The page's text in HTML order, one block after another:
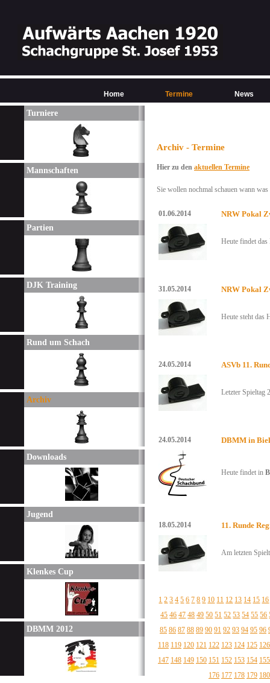
Turniere
Mannschaften
Partien
DJK Training
Rund um Schach
Archiv
Downloads
Jugend
Klenkes Cup
DBMM 2012
Archiv - Termine
Hier zu den aktuellen Termine
Sie wollen nochmal schauen wann
01.06.2014 NRW Pokal
Heute findet
31.05.2014 NRW Pokal
Heute steht das
24.05.2014 ASVb 11.
Letzter Spieltag
24.05.2014 DBMM in
Heute findet in
18.05.2014 11. Runde
Am letzten
1 2 3 4 5 6 7 8 9 10 11 12 13 14 15 16
45 46 47 48 49 50 51 52 53 54 55 56
85 86 87 88 89 90 91 92 93 94 95 96
118 119 120 121 122 123 124 125 126
147 148 149 150 151 152 153 154 155
176 177 178 179 180
Home Termine News